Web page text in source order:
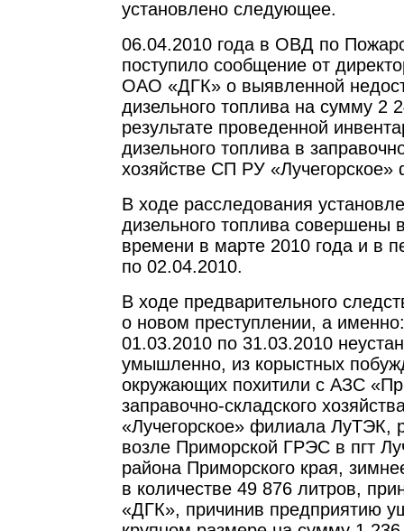
установлено следующее.
06.04.2010 года в ОВД по
поступило сообщение от
ОАО «ДГК» о выявленной
дизельного топлива на сумму 2
результате проведенной
дизельного топлива в
хозяйстве СП РУ
В ходе расследования
дизельного топлива совершены
времени в марте 2010 года и в
по 02.04.2010.
В ходе предварительного
о новом преступлении, а
01.03.2010 по 31.03.2010
умышленно, из корыстных
окружающих похитили с АЗС
заправочно-складского
«Лучегорское» филиала ЛуТЭК,
возле Приморской ГРЭС в пгт
района Приморского края,
в количестве 49 876 литров,
«ДГК», причинив предприятию